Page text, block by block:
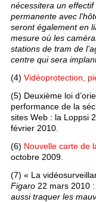
nécessitera un effectif
permanente avec
seront également en
mesure où les
stations de tram de
centre qui sera
(4) Vidéoprotection,
(5) Deuxième loi
performance de la
sites Web : la Loppsi
février 2010.
(6) Nouvelle carte de
octobre 2009.
(7) « La
Figaro 22 mars 2010
aussi traquer les